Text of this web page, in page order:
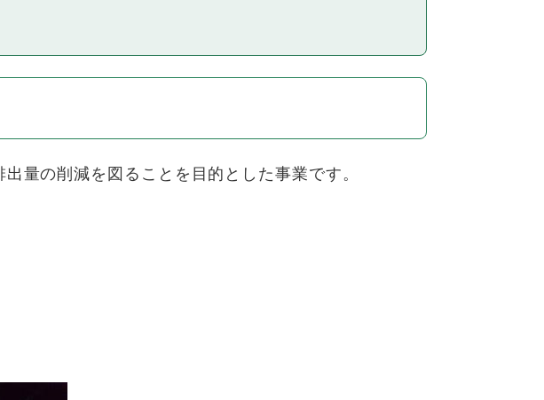
量の削減を図ることを目的とした事業です。